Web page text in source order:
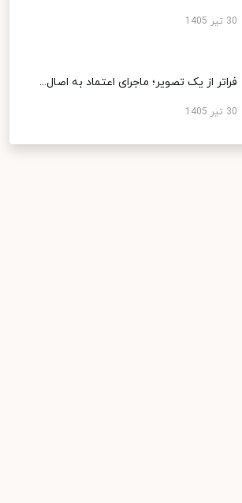
30 تیر 1405
فراتر از یک تصویر؛ ماجرای اعتماد به اصال...
30 تیر 1405